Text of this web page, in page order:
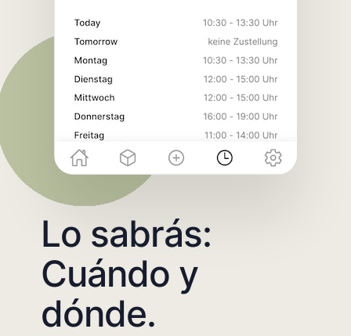
Lo sabrás:
Cuándo y
dónde.